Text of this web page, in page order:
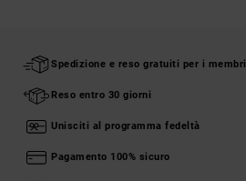
Spedizione e reso gratuiti per i membri
Reso entro 30 giorni
Unisciti al programma fedeltà
Pagamento 100% sicuro